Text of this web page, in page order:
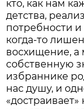
кто, как нам
детства,
потребности
когда-то
восхищение, а
собственную
избраннике
нас душу, и
«достраивает»